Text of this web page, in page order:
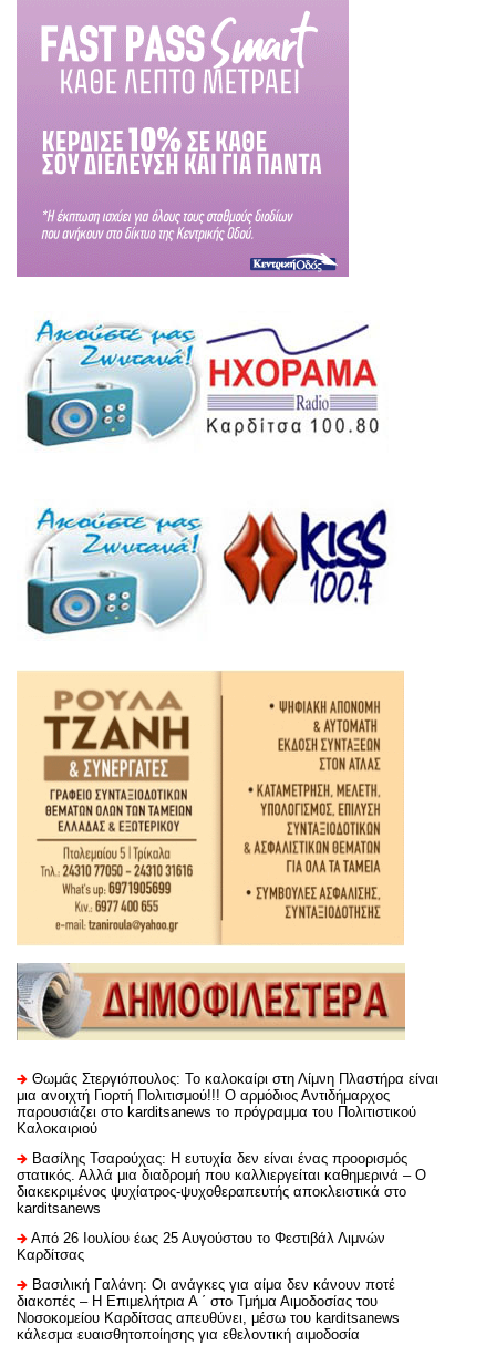
Θωμάς Στεργιόπουλος: Το καλοκαίρι στη Λίμνη Πλαστήρα είναι
μια ανοιχτή Γιορτή Πολιτισμού!!! Ο αρμόδιος Αντιδήμαρχος
παρουσιάζει στο karditsanews το πρόγραμμα του Πολιτιστικού
Καλοκαιριού
Βασίλης Τσαρούχας: Η ευτυχία δεν είναι ένας προορισμός
στατικός. Αλλά μια διαδρομή που καλλιεργείται καθημερινά – Ο
διακεκριμένος ψυχίατρος-ψυχοθεραπευτής αποκλειστικά στο
karditsanews
Από 26 Ιουλίου έως 25 Αυγούστου το Φεστιβάλ Λιμνών
Καρδίτσας
Βασιλική Γαλάνη: Οι ανάγκες για αίμα δεν κάνουν ποτέ
διακοπές – Η Επιμελήτρια Α ΄ στο Τμήμα Αιμοδοσίας του
Νοσοκομείου Καρδίτσας απευθύνει, μέσω του karditsanews
κάλεσμα ευαισθητοποίησης για εθελοντική αιμοδοσία